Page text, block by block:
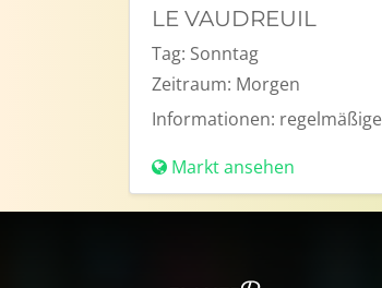
LE VAUDREUIL
Tag: Sonntag
Zeitraum: Morgen
Informationen:
Markt ansehen